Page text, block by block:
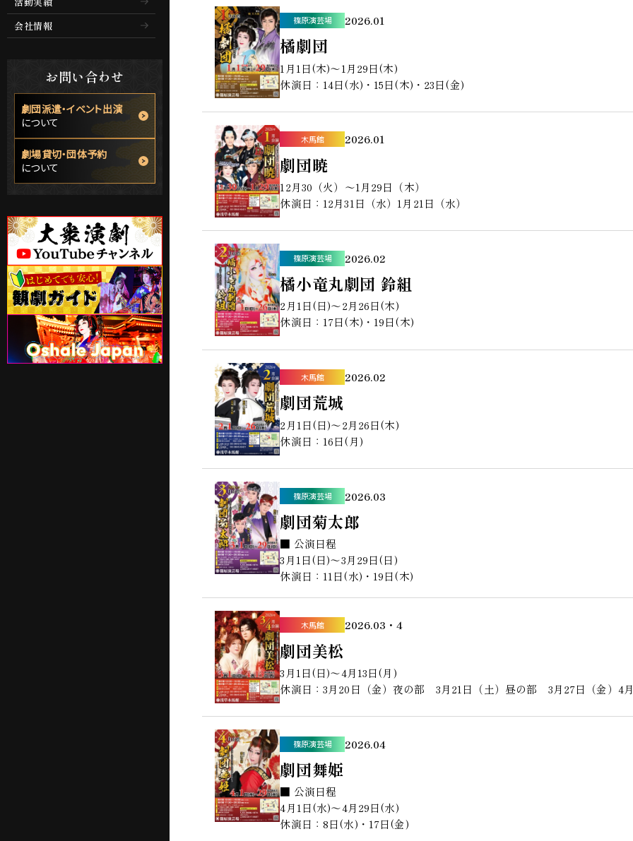
会社情報
お問い合わせ
劇団派遣・イベント出演
について
劇場貸切・団体予約
について
篠原演芸場 2026.01
橘劇団
1月1日(木)〜1月29日(木)
休演日：14日(水)・15日(木)・23日(金)
木馬館 2026.01
劇団暁
12月30（火）～1月29日（木）
休演日：12月31日（水）1月21日（水）
篠原演芸場 2026.02
橘小竜丸劇団 鈴組
2月1日(日)〜2月26日(木)
休演日：17日(木)・19日(木)
木馬館 2026.02
劇団荒城
2月1日(日)〜2月26日(木)
休演日：16日(月)
篠原演芸場 2026.03
劇団菊太郎
■ 公演日程
3月1日(日)〜3月29日(日)
休演日：11日(水)・19日(木)
木馬館 2026.03・4
劇団美松
3月1日(日)〜4月13日(月)
休演日：3月20日（金）夜の部 3月21日（土）昼の部 3月27日（金）4月
篠原演芸場 2026.04
劇団舞姫
■ 公演日程
4月1日(水)〜4月29日(水)
休演日：8日(水)・17日(金)